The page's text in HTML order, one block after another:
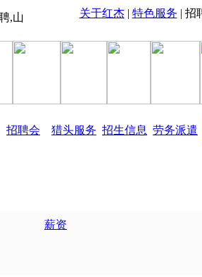
西招考信息、职业教育培训、0351-
关于红杰| 特色服务 | 招
招聘会 猎头服务 招生信息 劳务派遣
薪资